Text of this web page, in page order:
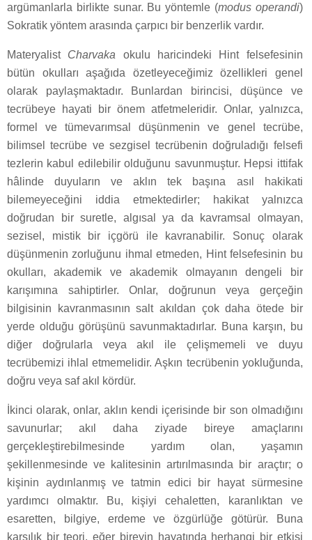
argümanlarla birlikte sunar. Bu yöntemle (modus operandi)
Sokratik yöntem arasında çarpıcı bir benzerlik vardır.
Materyalist Charvaka okulu haricindeki Hint felsefesinin
bütün okulları aşağıda özetleyeceğimiz özellikleri genel
olarak paylaşmaktadır. Bunlardan birincisi, düşünce ve
tecrübeye hayati bir önem atfetmeleridir. Onlar, yalnızca,
formel ve tümevarımsal düşünmenin ve genel tecrübe,
bilimsel tecrübe ve sezgisel tecrübenin doğruladığı felsefi
tezlerin kabul edilebilir olduğunu savunmuştur. Hepsi ittifak
hâlinde duyuların ve aklın tek başına asıl hakikati
bilemeyeceğini iddia etmektedirler; hakikat yalnızca
doğrudan bir suretle, algısal ya da kavramsal olmayan,
sezisel, mistik bir içgörü ile kavranabilir. Sonuç olarak
düşünmenin zorluğunu ihmal etmeden, Hint felsefesinin bu
okulları, akademik ve akademik olmayanın dengeli bir
karışımına sahiptirler. Onlar, doğrunun veya gerçeğin
bilgisinin kavranmasının salt akıldan çok daha ötede bir
yerde olduğu görüşünü savunmaktadırlar. Buna karşın, bu
diğer doğrularla veya akıl ile çelişmemeli ve duyu
tecrübemizi ihlal etmemelidir. Aşkın tecrübenin yokluğunda,
doğru veya saf akıl kördür.
İkinci olarak, onlar, aklın kendi içerisinde bir son olmadığını
savunurlar; akıl daha ziyade bireye amaçlarını
gerçekleştirebilmesinde yardım olan, yaşamın
şekillenmesinde ve kalitesinin artırılmasında bir araçtır; o
kişinin aydınlanmış ve tatmin edici bir hayat sürmesine
yardımcı olmaktır. Bu, kişiyi cehaletten, karanlıktan ve
esaretten, bilgiye, erdeme ve özgürlüğe götürür. Buna
karşılık bir teori, eğer bireyin hayatında herhangi bir etkisi